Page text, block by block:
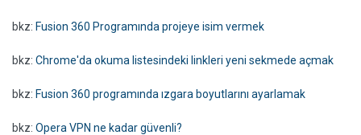
bkz: Fusion 360 Programında projeye isim vermek
bkz: Chrome'da okuma listesindeki linkleri yeni sekmede açmak
bkz: Fusion 360 programında ızgara boyutlarını ayarlamak
bkz: Opera VPN ne kadar güvenli?